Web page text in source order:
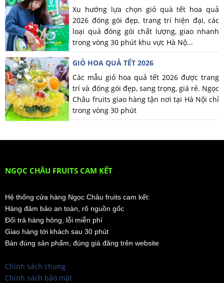
Xu hướng lựa chọn giỏ quà tết hoa quả
2026 đóng gói đẹp, trang trí hiện đại, các
loại quả đóng gói chất lượng, giao nhanh
trong vòng 30 phút khu vực Hà Nộ...
GIỎ HOA QUẢ TẾT 2026
Các mẫu giỏ hoa quả tết 2026 được trang
trí và đóng gói đẹp, sang trọng, giá rẻ. Ngọc
Châu fruits giao hàng tận nơi tại Hà Nội chỉ
trong vòng 30 phút
NGỌC CHÂU FRUITS CAM KẾT
Hệ thống cửa hàng Ngọc Châu fruits cam kết:
Hàng đảm bảo an toàn, rõ nguồn gốc
Đổi trả hàng hỏng, lỗi miễn phí
Giao hàng tới khách sau 30 phút
Bán đúng sản phẩm, đúng giá đăng trên website
Chính sách chung
Chính sách bảo mật